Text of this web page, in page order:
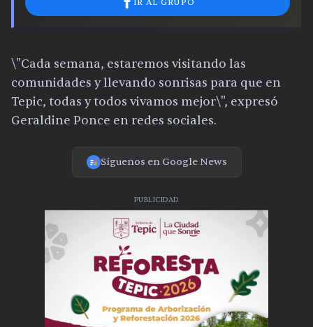
\"Cada semana, estaremos visitando las
comunidades y llevando sonrisas para que en
Tepic, todas y todos vivamos mejor\", expresó
Geraldine Ponce en redes sociales.
Síguenos en Google News
PUBLICIDAD